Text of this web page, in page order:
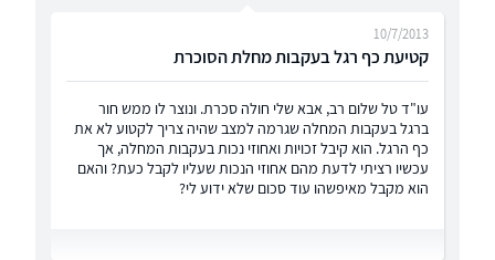
קטיעת כף רגל בעקבות מחלת הסוכרת
10/7/2013
עו"ד טל שלום רב, אבא שלי חולה סכרת. ונוצר לו ממש חור
ברגל בעקבות המחלה שגרמה למצב שהיה צריך לקטוע לא את
כף הרגל. הוא קיבל זכויות ואחוזי נכות בעקבות המחלה, אך
עכשיו רציתי לדעת מהם אחוזי הנכות שעליו לקבל כעת? והאם
הוא מקבל מאיפשהו עוד סכום שלא ידוע לי?